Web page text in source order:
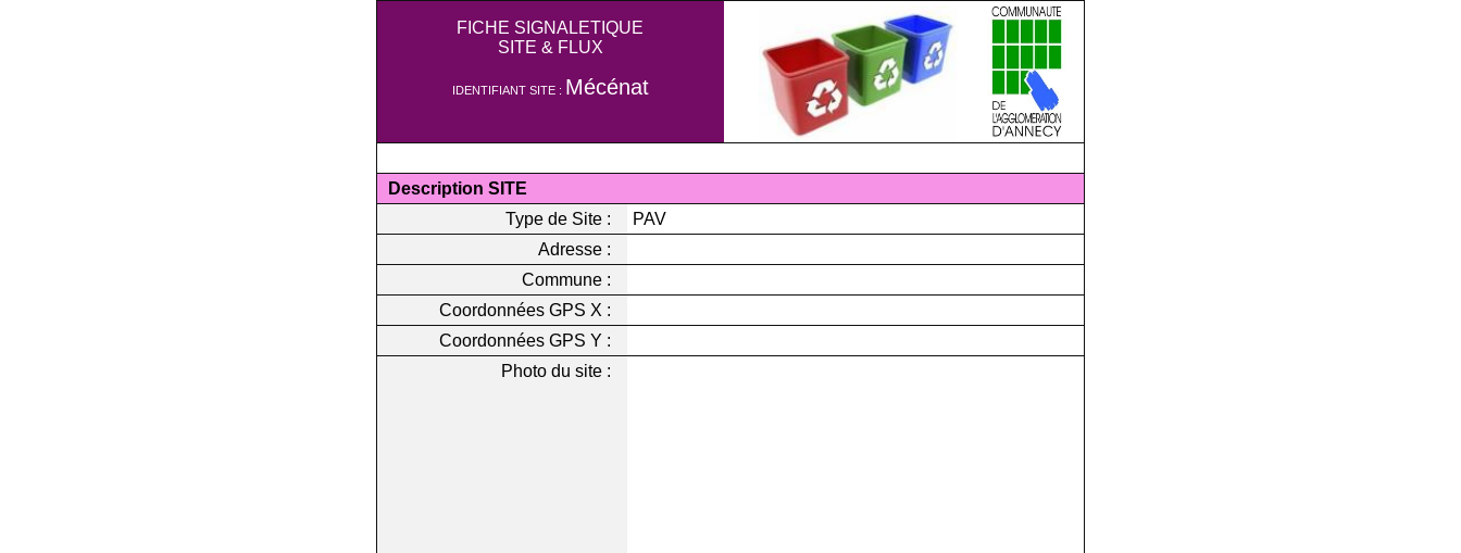
FICHE SIGNALETIQUE
SITE & FLUX
IDENTIFIANT SITE : Mécénat
Description SITE
Type de Site :
PAV
Adresse :
Commune :
Coordonnées GPS X :
Coordonnées GPS Y :
Photo du site :